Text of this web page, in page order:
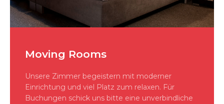
Moving Rooms
Unsere Zimmer begeistern mit moderner
Einrichtung und viel Platz zum relaxen. Für
Buchungen schick uns bitte eine unverbindliche